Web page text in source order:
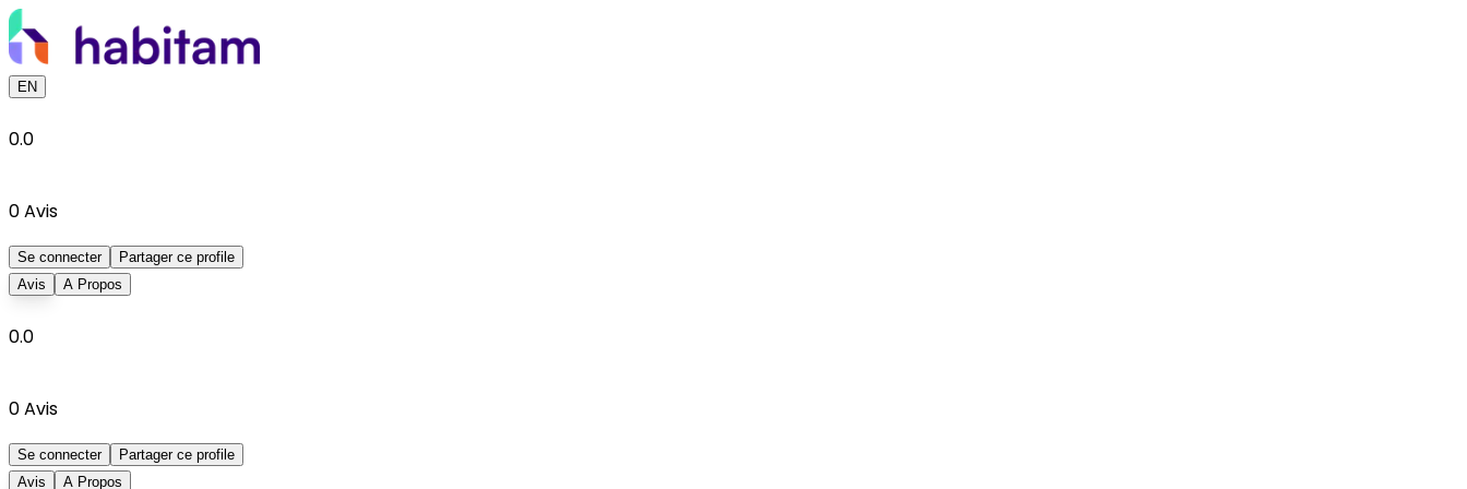
EN
0.0
0Avis
Se connecter
Partager ce profile
Avis
A Propos
0.0
0Avis
Se connecter
Partager ce profile
Avis
A Propos